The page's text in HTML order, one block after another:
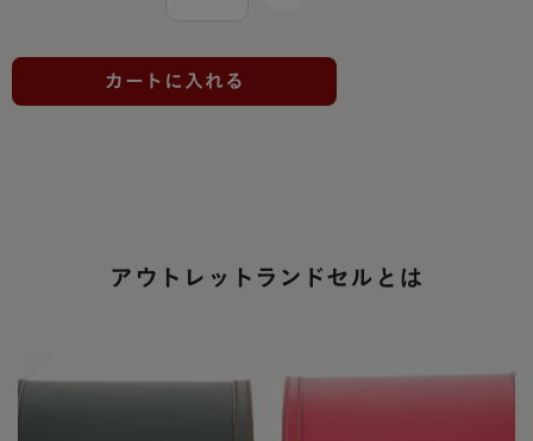
カートに入れる
アウトレットランドセルとは